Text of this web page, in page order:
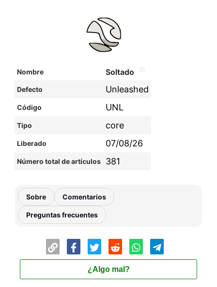
Nombre Soltado
Defecto Unleashed
Código UNL
Tipo core
Liberado 07/08/26
Número total de artículos 381
Sobre Comentarios
Preguntas frecuentes
¿Algo mal?